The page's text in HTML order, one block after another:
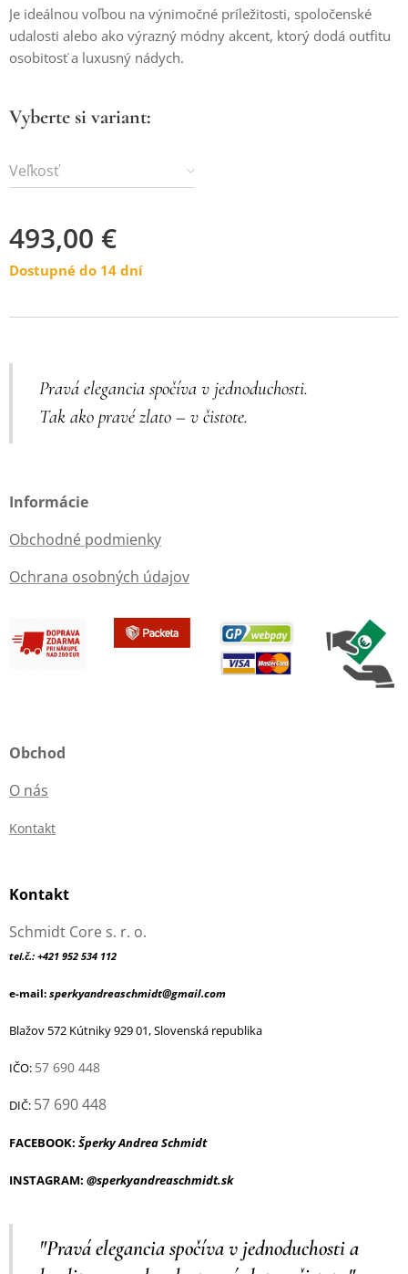
Je ideálnou voľbou na výnimočné príležitosti, spoločenské
udalosti alebo ako výrazný módny akcent, ktorý dodá outfitu
osobitosť a luxusný nádych.
Vyberte si variant:
Veľkosť
493,00 €
Dostupné do 14 dní
Pravá elegancia spočíva v jednoduchosti.
Tak ako pravé zlato – v čistote.
Informácie
Obchodné podmienky
Ochrana osobných údajov
Obchod
O nás
Kontakt
Kontakt
Schmidt Core s. r. o.
tel.č.: +421 952 534 112
e-mail: sperkyandreaschmidt@gmail.com
Blažov 572 Kútniky 929 01, Slovenská republika
IČO: 57 690 448
DIČ: 57 690 448
FACEBOOK: Šperky Andrea Schmidt
INSTAGRAM: @sperkyandreaschmidt.sk
"Pravá elegancia spočíva v jednoduchosti a